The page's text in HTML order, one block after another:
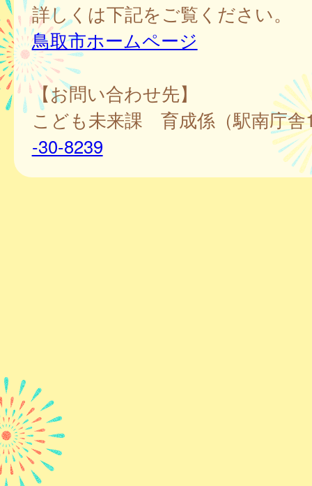
詳しくは下記をご覧ください。
鳥取市ホームページ
【お問い合わせ先】
こども未来課 育成係（駅南庁
-30-8239